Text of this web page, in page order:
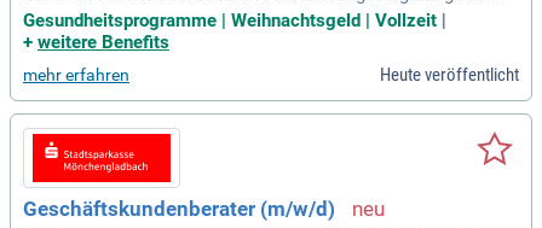
Urlaubs- und Weihnachtsgeld, flexible 37,5-Stunden-Woche,
sehr gute Übernahmechancen und Weiterentwicklungsmögli
gsende sowie eine voll umfassende
Gesundheitsprogramme | Weihnachtsgeld | Vollzeit |
+ weitere Benefits
mehr erfahren Heute veröffentlicht
Geschäftskundenberater (m/w/d)